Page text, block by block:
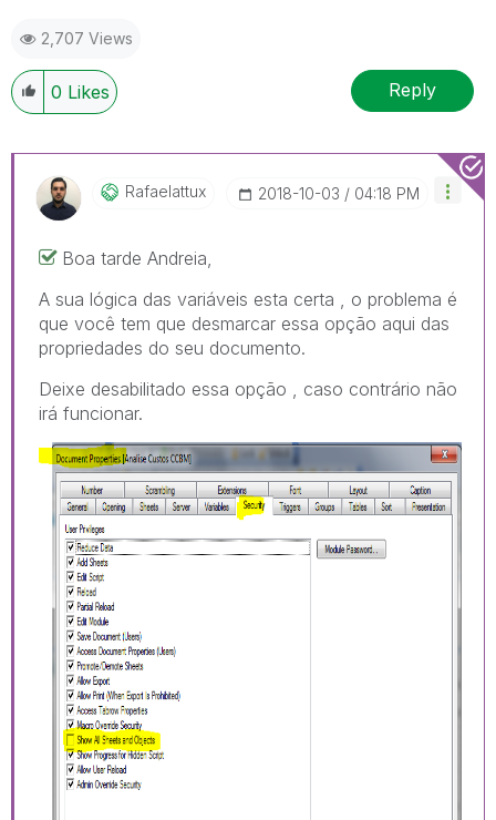
2,707 Views
0 Likes Reply
Rafaelattux ‎2018-10-03 04:18 PM
Boa tarde Andreia,
A sua lógica das variáveis esta certa , o problema é
que você tem que desmarcar essa opção aqui das
propriedades do seu documento.
Deixe desabilitado essa opção , caso contrário não
irá funcionar.